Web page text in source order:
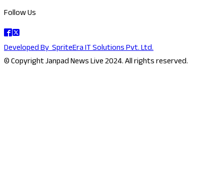
Follow Us
Developed BySpriteEra IT Solutions Pvt. Ltd.
© Copyright Janpad News Live 2024. All rights reserved.